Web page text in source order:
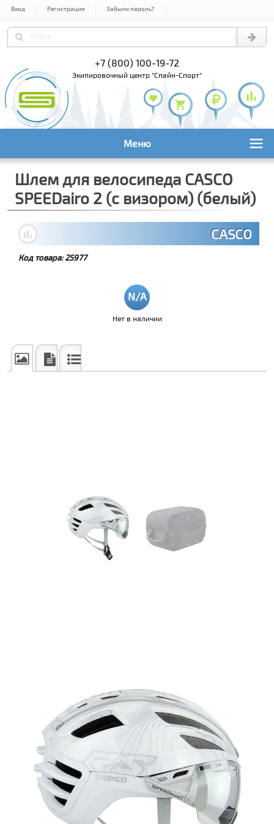
Вход Регистрация Забыли пароль?
+7 (800) 100-19-72
экипировочный центр "Спайн-Спорт"
Меню
Шлем для велосипеда CASCO
SPEEDairo 2 (с визором) (белый)
CASCO
Код товара:25977
Нет в наличии